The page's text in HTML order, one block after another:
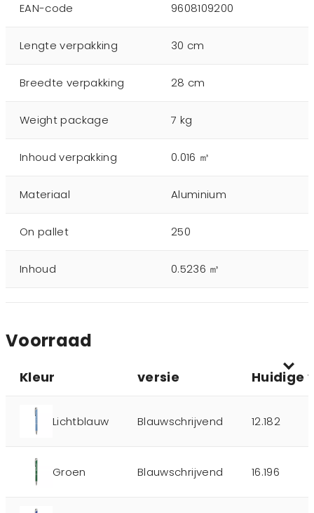
EAN-code 9608109200
Lengte verpakking 30 cm
Breedte verpakking 28 cm
Weight package 7 kg
Inhoud verpakking 0.016 ㎥
Materiaal Aluminium
On pallet 250
Inhoud 0.5236 ㎥
Voorraad
Kleur versie Huidige
Lichtblauw Blauwschrijvend 12.182
Groen Blauwschrijvend 16.196